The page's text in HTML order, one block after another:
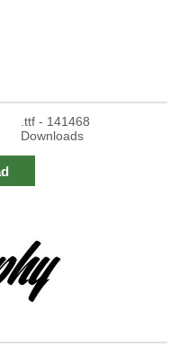
.ttf - 141468
Downloads